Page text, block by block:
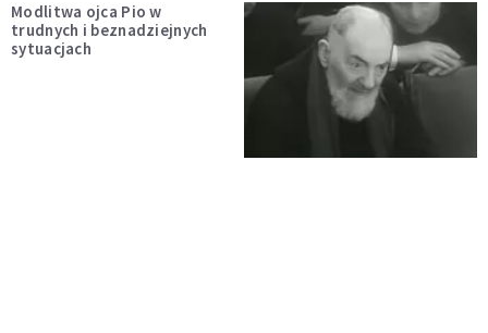
Modlitwa ojca Pio w
trudnych i beznadziejnych
sytuacjach